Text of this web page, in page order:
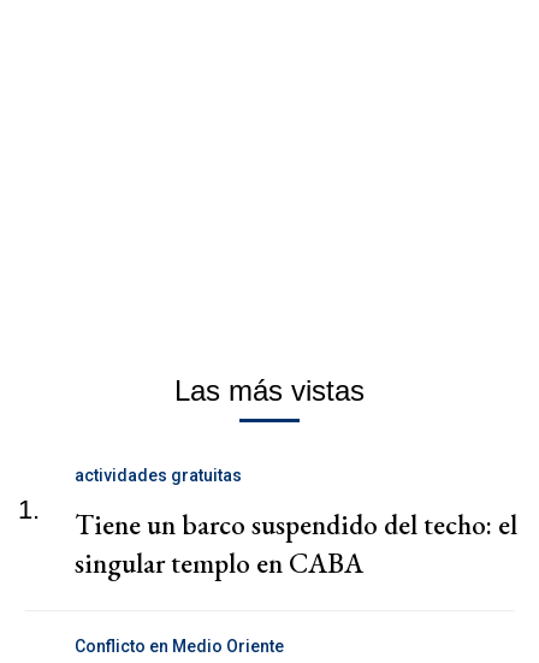
Las más vistas
1.
actividades gratuitas
Tiene un barco suspendido del techo: el
singular templo en CABA
Conflicto en Medio Oriente